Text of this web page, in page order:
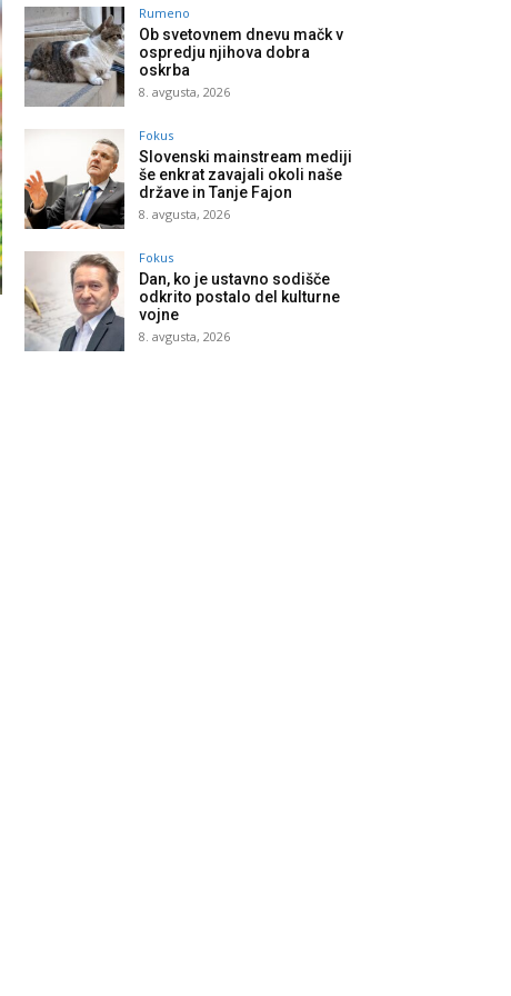
Rumeno
Ob svetovnem dnevu mačk v
ospredju njihova dobra
oskrba
8. avgusta, 2026
Fokus
Slovenski mainstream mediji
še enkrat zavajali okoli naše
države in Tanje Fajon
8. avgusta, 2026
Fokus
Dan, ko je ustavno sodišče
odkrito postalo del kulturne
vojne
8. avgusta, 2026